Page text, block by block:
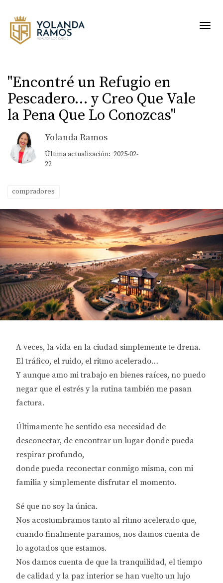
"Encontré un Refugio en
Pescadero… y Creo Que Vale
la Pena Que Lo Conozcas"
Yolanda Ramos
Última actualización: 2025-02-
22
compradores
A veces, la vida en la ciudad simplementete drena.
El tráfico, el ruido, el ritmo acelerado…
Y aunque amo mi trabajo en bienes raíces, no puedo
negar que el estrés y la rutinatambién me pasan
factura.
Últimamente he sentido esa necesidad de
desconectar, de encontrar un lugar donde pueda
respirar profundo,
donde pueda reconectar conmigo misma, con mi
familia y simplemente disfrutar el momento.
Sé que no soy la única.
Nos acostumbramos tanto al ritmo acelerado que,
cuando finalmente paramos, nos damos cuenta de
lo agotados que estamos.
Nos damos cuenta de que la tranquilidad, el tiempo
de calidad y la paz interior se han vuelto un lujo